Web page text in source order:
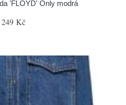
'FLOYD' Only modrá
249 Kč